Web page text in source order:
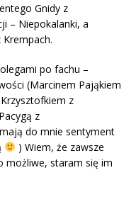
Gnidy z
– Niepokalanki, a
po fachu –
(Marcinem Pająkiem
z
z
do mnie sentyment
) Wiem, że zawsze
możliwe, staram się im